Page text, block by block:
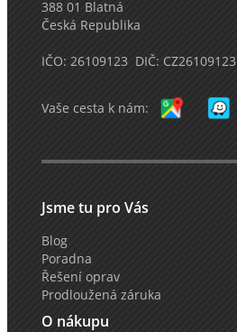
388 01 Blatná
Česká Republika
IČO: 26109123 DIČ: CZ26109123
Vaše cesta k nám:
Jsme tu pro Vás
Blog
Poradna
Řešení oprav
Prodloužená záruka
O nákupu